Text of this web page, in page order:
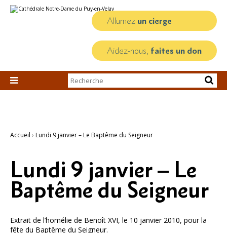
au
personnels
Allumez un cierge
Aidez-nous, faites un don

Chercher par
Recherche
Accueil › Lundi 9 janvier – Le Baptême du Seigneur
Lundi 9 janvier – Le
Baptême du Seigneur
Extrait de l’homélie de Benoît XVI, le 10 janvier 2010, pour la
fête du Baptême du Seigneur.